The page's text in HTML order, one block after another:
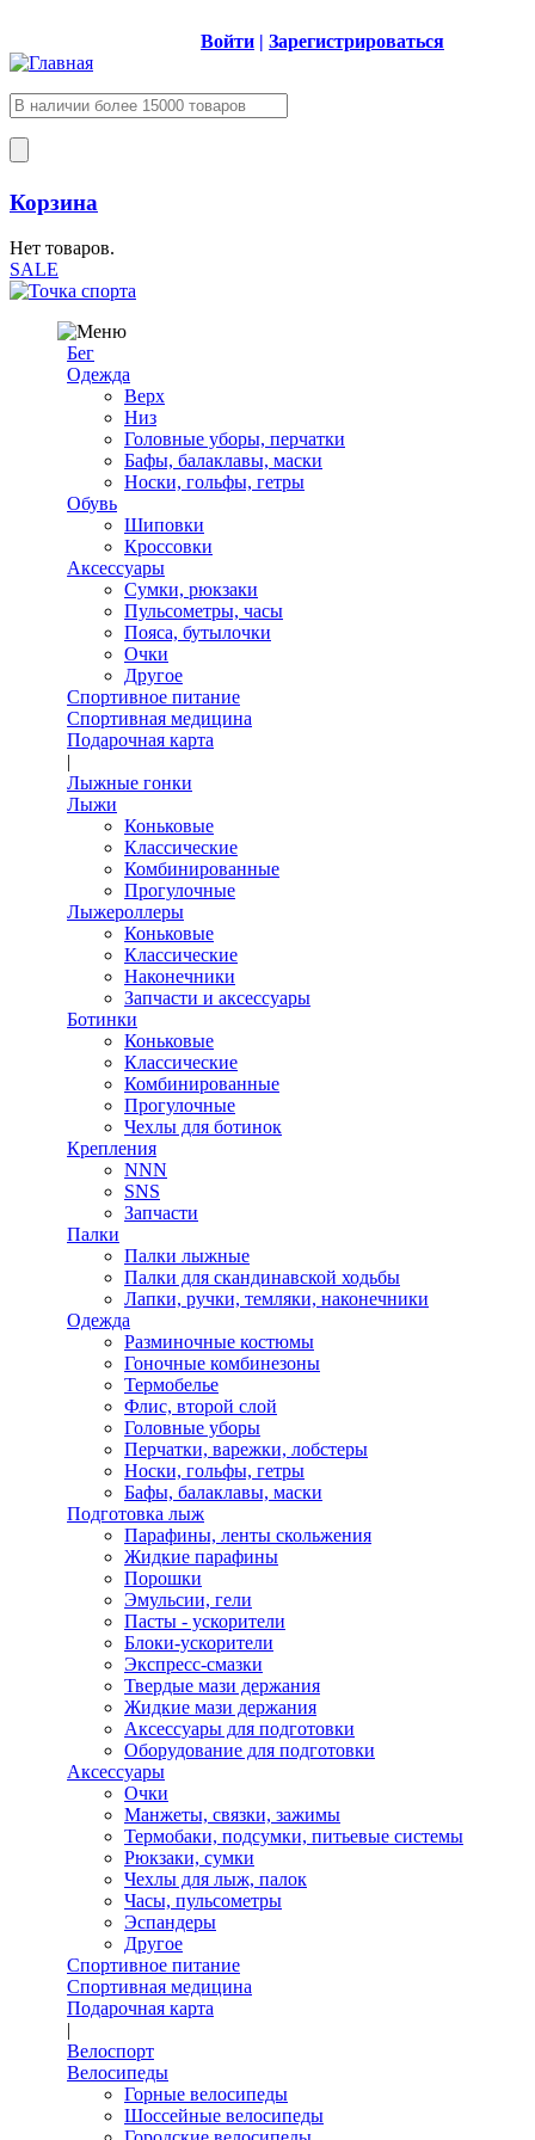
Войти | Зарегистрироваться
Корзина
Нет товаров.
SALE
Бег
Одежда
Верх
Низ
Головные уборы, перчатки
Бафы, балаклавы, маски
Носки, гольфы, гетры
Обувь
Шиповки
Кроссовки
Аксессуары
Сумки, рюкзаки
Пульсометры, часы
Пояса, бутылочки
Очки
Другое
Спортивное питание
Спортивная медицина
Подарочная карта
|
Лыжные гонки
Лыжи
Коньковые
Классические
Комбинированные
Прогулочные
Лыжероллеры
Коньковые
Классические
Наконечники
Запчасти и аксессуары
Ботинки
Коньковые
Классические
Комбинированные
Прогулочные
Чехлы для ботинок
Крепления
NNN
SNS
Запчасти
Палки
Палки лыжные
Палки для скандинавской ходьбы
Лапки, ручки, темляки, наконечники
Одежда
Разминочные костюмы
Гоночные комбинезоны
Термобелье
Флис, второй слой
Головные уборы
Перчатки, варежки, лобстеры
Носки, гольфы, гетры
Бафы, балаклавы, маски
Подготовка лыж
Парафины, ленты скольжения
Жидкие парафины
Порошки
Эмульсии, гели
Пасты - ускорители
Блоки-ускорители
Экспресс-смазки
Твердые мази держания
Жидкие мази держания
Аксессуары для подготовки
Оборудование для подготовки
Аксессуары
Очки
Манжеты, связки, зажимы
Термобаки, подсумки, питьевые системы
Рюкзаки, сумки
Чехлы для лыж, палок
Часы, пульсометры
Эспандеры
Другое
Спортивное питание
Спортивная медицина
Подарочная карта
|
Велоспорт
Велосипеды
Горные велосипеды
Шоссейные велосипеды